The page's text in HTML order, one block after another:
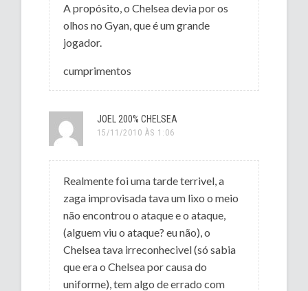
A propósito, o Chelsea devia por os
olhos no Gyan, que é um grande
jogador.
cumprimentos
JOEL 200% CHELSEA
15/11/2010 ÀS 1:06
Realmente foi uma tarde terrivel, a
zaga improvisada tava um lixo o meio
não encontrou o ataque e o ataque,
(alguem viu o ataque? eu não), o
Chelsea tava irreconhecivel (só sabia
que era o Chelsea por causa do
uniforme), tem algo de errado com